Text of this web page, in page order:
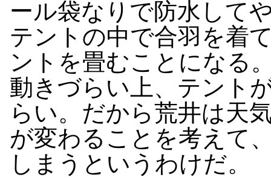
ール袋なりで防水して
テントの中で合羽を着
ントを畳むことになる
動きづらい上、テント
らい。だから荒井は天
が変わることを考えて
しまうというわけだ。